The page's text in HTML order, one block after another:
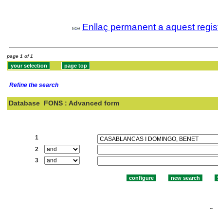
Enllaç permanent a aquest
page 1 of 1
Refine the search
Database FONS : Advanced form
1
2
3